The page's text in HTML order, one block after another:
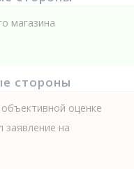
магазина
стороны
оценке
заявление на